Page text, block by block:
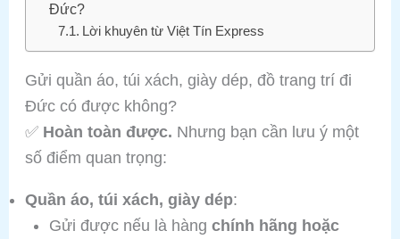
Đức?
Lời khuyên từ Việt Tín Express
Gửi quần áo, túi xách, giày dép, đồ trang trí đi
Đức có được không?
✅ Hoàn toàn được. Nhưng bạn cần lưu ý một
số điểm quan trọng:
Quần áo, túi xách, giày dép:
Gửi được nếu là hàng chính hãng hoặc